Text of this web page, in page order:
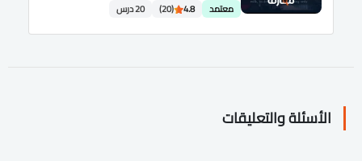
معتمد 4.8
(20) 20 درس
الأسئلة والتعليقات